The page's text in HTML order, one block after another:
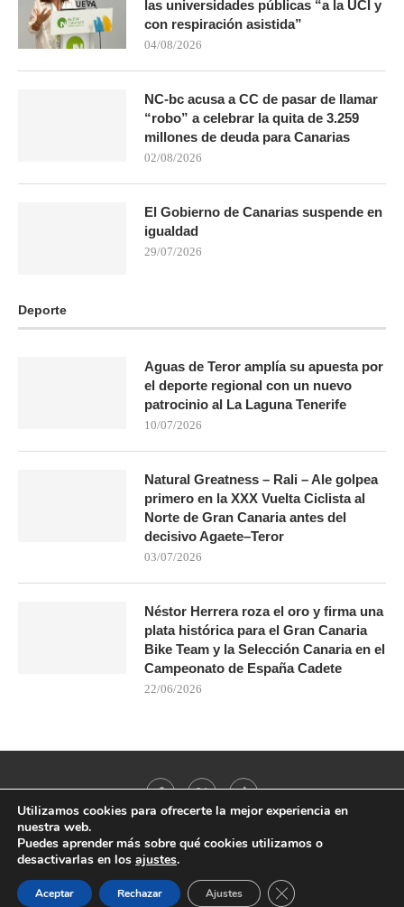
las universidades públicas “a la UCI y
con respiración asistida”
04/08/2026
NC-bc acusa a CC de pasar de llamar
“robo” a celebrar la quita de 3.259
millones de deuda para Canarias
02/08/2026
El Gobierno de Canarias suspende en
igualdad
29/07/2026
Deporte
Aguas de Teror amplía su apuesta por
el deporte regional con un nuevo
patrocinio al La Laguna Tenerife
10/07/2026
Natural Greatness – Rali – Ale golpea
primero en la XXX Vuelta Ciclista al
Norte de Gran Canaria antes del
decisivo Agaete–Teror
03/07/2026
Néstor Herrera roza el oro y firma una
plata histórica para el Gran Canaria
Bike Team y la Selección Canaria en el
Campeonato de España Cadete
22/06/2026
@2021 - All Right Reserved. Designed and Developed by
BACK TO TOP
Utilizamos cookies para ofrecerte la mejor experiencia en
nuestra web.
Puedes aprender más sobre qué cookies utilizamos o
desactivarlas en los ajustes.
Aceptar Rechazar Ajustes CERRAR EL